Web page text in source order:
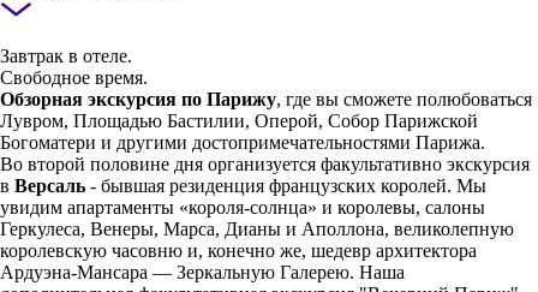
Завтрак в отеле.
Свободное время.
Обзорная экскурсия по Парижу, где вы сможете полюбоваться
Лувром, Площадью Бастилии, Оперой, Собор Парижской
Богоматери и другими достопримечательностями Парижа.
Во второй половине дня организуется факультативно экскурсия
в Версаль - бывшая резиденция французских королей. Мы
увидим апартаменты «короля-солнца» и королевы, салоны
Геркулеса, Венеры, Марса, Дианы и Аполлона, великолепную
королевскую часовню и, конечно же, шедевр архитектора
Ардуэна-Мансара — Зеркальную Галерею. Наша